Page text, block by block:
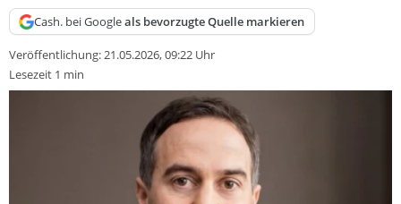
Cash. bei Googleals bevorzugte Quelle markieren
Veröffentlichung:21.05.2026, 09:22 Uhr
Lesezeit 1 min